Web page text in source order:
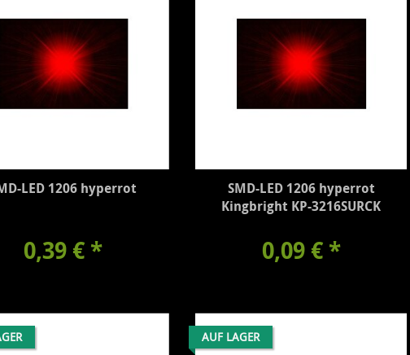
LED 1206 hyperrot
0,39 € *
SMD-LED 1206 hyperrot
Kingbright KP-3216SURCK
0,09 € *
AUF LAGER